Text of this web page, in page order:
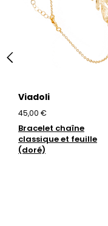
Viadoli
45,00 €
Bracelet chaîne
classique et feuille
(doré)